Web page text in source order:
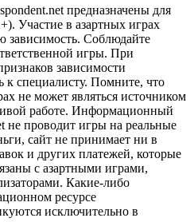
предназначены для
Участие в азартных играх
зависимость. Соблюдайте
игры. При
зависимости
к специалисту. Помните, что
не может являться источником
работе. Информационный
не проводит игры на реальные
сайт не принимает ни в
и других платежей, которые
с азартными играми,
Какие-либо
ресурсе
исключительно в